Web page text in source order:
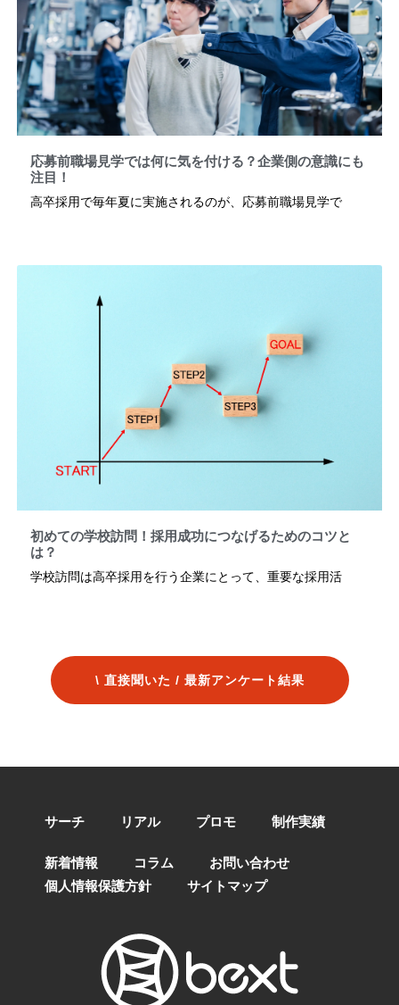
応募前職場見学では何に気を付ける？企業側の意識にも
注目！
高卒採用で毎年夏に実施されるのが、応募前職場見学で
初めての学校訪問！採用成功につなげるためのコツと
は？
学校訪問は高卒採用を行う企業にとって、重要な採用活
\ 直接聞いた / 最新アンケート結果
サーチ リアル プロモ 制作実績
新着情報 コラム
お問い合わせ
個人情報保護方針
サイトマップ